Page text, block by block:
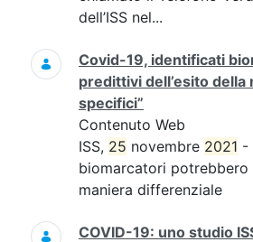
dell’ISS nel...
Covid-19, identificati
predittivi dell’esito della
specifici”
Contenuto Web
ISS, 25 novembre 2021 -
biomarcatori potrebbero
maniera differenziale
COVID-19: uno studio